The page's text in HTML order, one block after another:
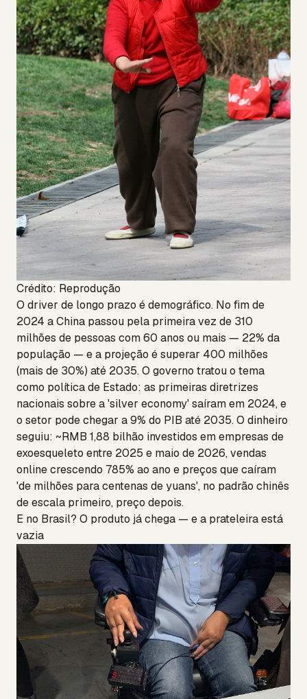
Crédito: Reprodução
O driver de longo prazo é demográfico. No fim de
2024 a China passou pela primeira vez de 310
milhões de pessoas com 60 anos ou mais — 22% da
população — e a projeção é superar 400 milhões
(mais de 30%) até 2035. O governo tratou o tema
como política de Estado: as primeiras diretrizes
nacionais sobre a 'silver economy' saíram em 2024, e
o setor pode chegar a 9% do PIB até 2035. O dinheiro
seguiu: ~RMB 1,88 bilhão investidos em empresas de
exoesqueleto entre 2025 e maio de 2026, vendas
online crescendo 785% ao ano e preços que caíram
'de milhões para centenas de yuans', no padrão chinês
de escala primeiro, preço depois.
E no Brasil? O produto já chega — e a prateleira está
vazia